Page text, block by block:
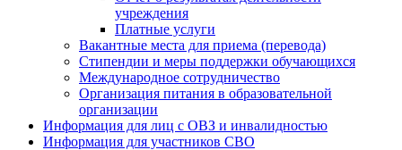
учреждения
Платные услуги
Вакантные места для приема (перевода)
Стипендии и меры поддержки обучающихся
Международное сотрудничество
Организация питания в образовательной
организации
Информация для лиц с ОВЗ и инвалидностью
Информация для участников СВО